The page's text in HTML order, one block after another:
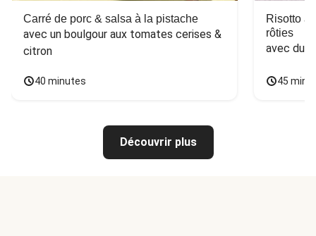
Carré de porc & salsa à la pistache
avec un boulgour aux tomates cerises &
citron
40 minutes
Risotto
rôties
avec du
45
Découvrir plus